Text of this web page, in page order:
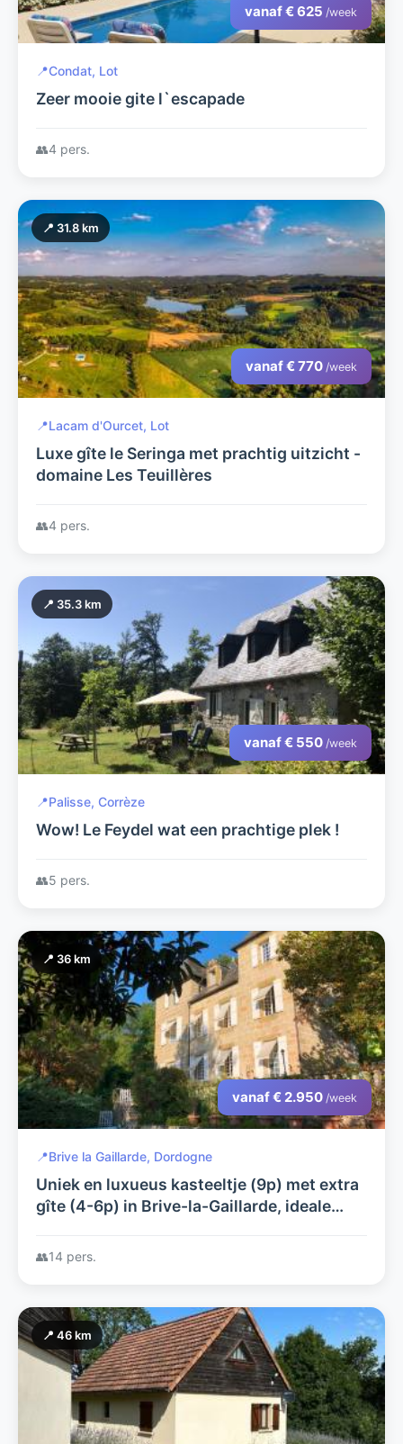
vanaf € 625 /week
📍Condat, Lot
Zeer mooie gite l`escapade
👥4 pers.
📍 31.8 km
vanaf € 770 /week
📍Lacam d'Ourcet, Lot
Luxe gîte le Seringa met prachtig uitzicht -
domaine Les Teuillères
👥4 pers.
📍 35.3 km
vanaf € 550 /week
📍Palisse, Corrèze
Wow! Le Feydel wat een prachtige plek !
👥5 pers.
📍 36 km
vanaf € 2.950 /week
📍Brive la Gaillarde, Dordogne
Uniek en luxueus kasteeltje (9p) met extra
gîte (4-6p) in Brive-la-Gaillarde, ideale
ontdekken.
👥14 pers.
📍 46 km